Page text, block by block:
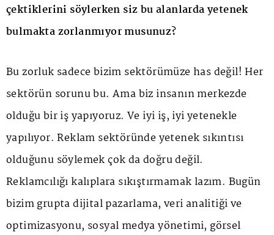
çektiklerini söylerken siz bu alanlarda yetenek
bulmakta zorlanmıyor musunuz?
Bu zorluk sadece bizim sektörümüze has değil! Her
sektörün sorunu bu. Ama biz insanın merkezde
olduğu bir iş yapıyoruz. Ve iyi iş, iyi yetenekle
yapılıyor. Reklam sektöründe yetenek sıkıntısı
olduğunu söylemek çok da doğru değil.
Reklamcılığı kalıplara sıkıştırmamak lazım. Bugün
bizim grupta dijital pazarlama, veri analitiği ve
optimizasyonu, sosyal medya yönetimi, görsel